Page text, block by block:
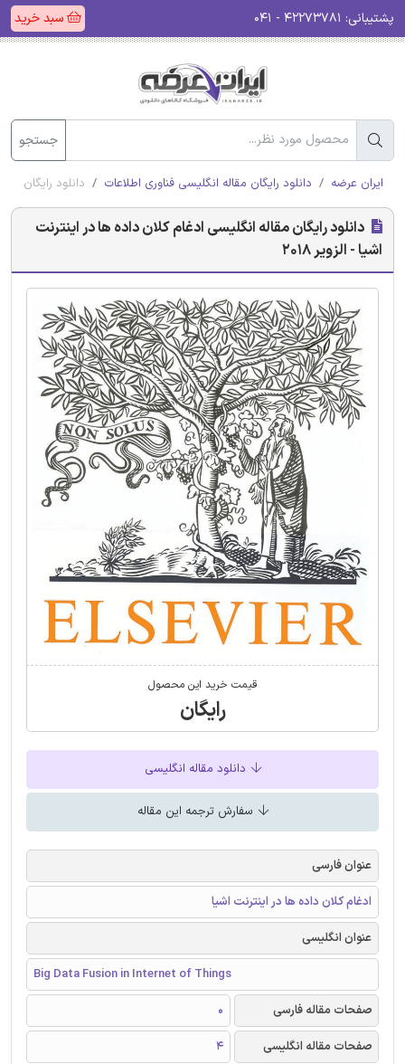
پشتیبانی: سبد خرید
جستجو
ایران عرضه دانلود رایگان مقاله انگلیسی فناوری اطلاعات دانلود رایگان
دانلود رایگان مقاله انگلیسی ادغام کلان داده ها در اینترنت
اشیا - الزویر 2018
قیمت خرید این محصول
رایگان
دانلود مقاله انگلیسی
سفارش ترجمه این مقاله
عنوان فارسی
ادغام کلان داده ها در اینترنت اشیا
عنوان انگلیسی
Big Data Fusion in Internet of Things
صفحات مقاله فارسی
0
صفحات مقاله انگلیسی
4